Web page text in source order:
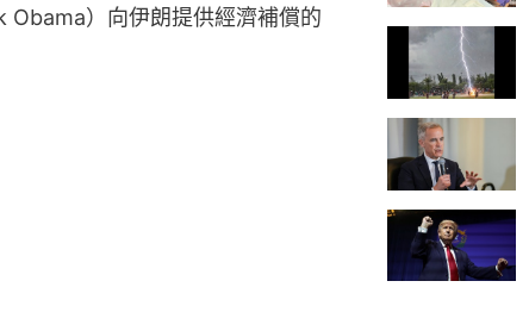
Obama）向伊朗提供經濟補償的